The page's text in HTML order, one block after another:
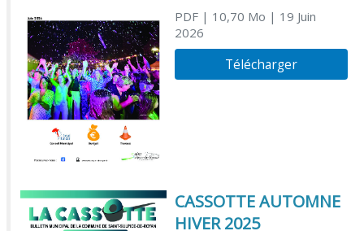
PDF| 10,70 Mo | 19 Juin
2026
Télécharger
CASSOTTE AUTOMNE
HIVER 2025